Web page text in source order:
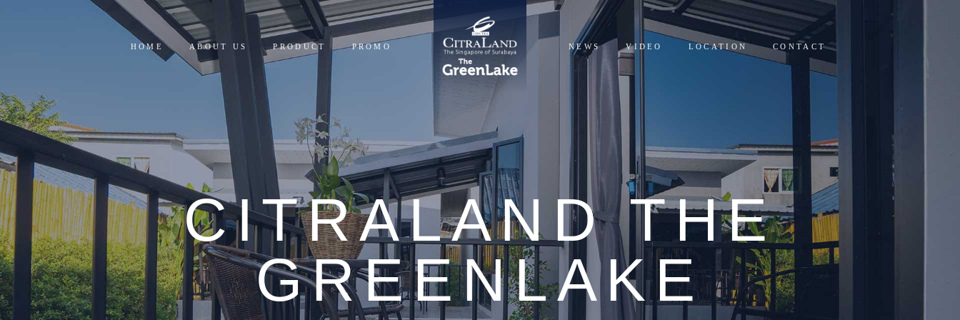
HOME ABOUT US PRODUCT
RESIDENTIALS
COMMERCIALS
PROMO NEWS VIDEO LOCATION CONTACT
CITRALAND THE
GREENLAKE